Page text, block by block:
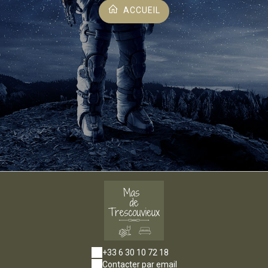
ACCUEIL
+33 6 30 10 72 18
Contacter par email